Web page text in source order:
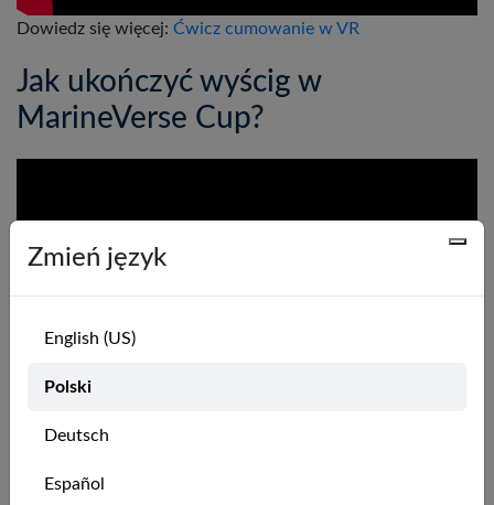
Dowiedz się więcej: Ćwicz cumowanie w VR
Jak ukończyć wyścig w
MarineVerse Cup?
Zmień język
English (US)
Polski
Deutsch
Español